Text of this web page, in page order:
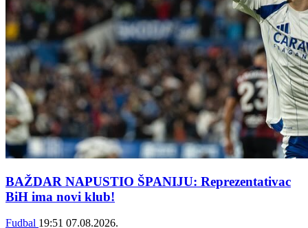
BAŽDAR NAPUSTIO ŠPANIJU: Reprezentativac
BiH ima novi klub!
Fudbal 19:51 07.08.2026.